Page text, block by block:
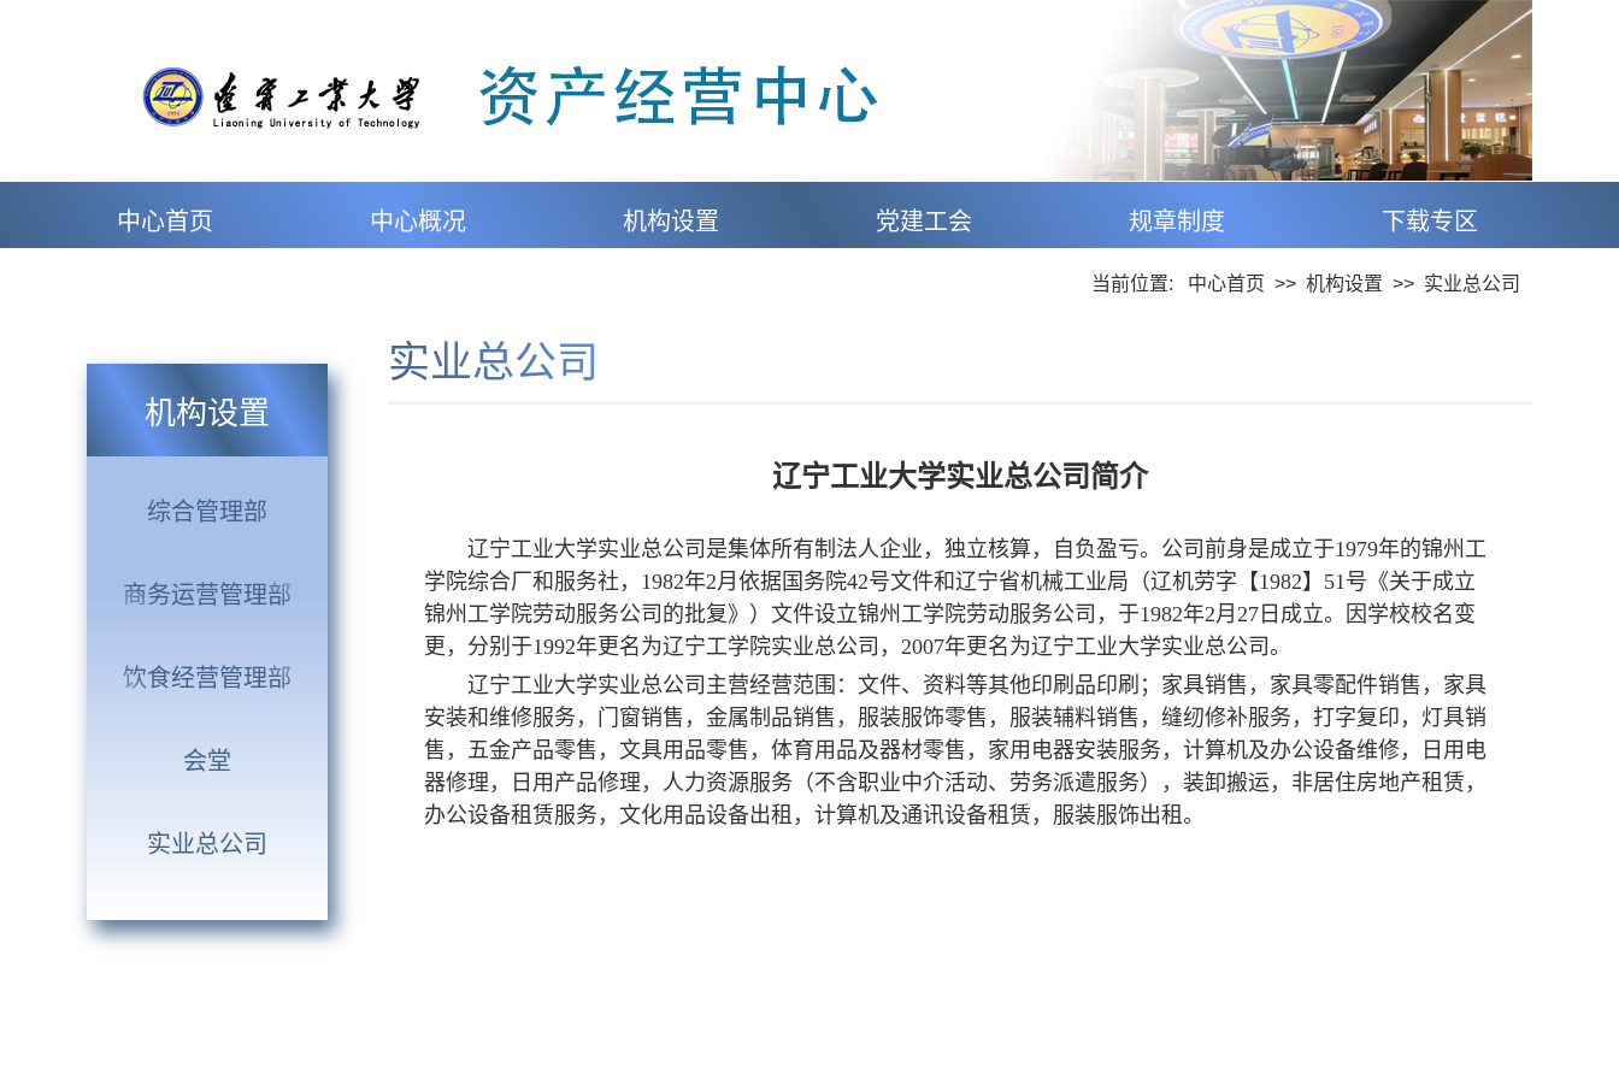
中心首页 中心概况 机构设置 党建工会 规章制度 下载专区
当前位置: 中心首页 >> 机构设置 >> 实业总公司
机构设置
综合管理部
商务运营管理部
饮食经营管理部
会堂
实业总公司
实业总公司
辽宁工业大学实业总公司简介
辽宁工业大学实业总公司是集体所有制法人企业，独立核算，自负盈亏。公司前身是成立于1979年的锦州工
学院综合厂和服务社，1982年2月依据国务院42号文件和辽宁省机械工业局（辽机劳字【1982】51号《关于成立
锦州工学院劳动服务公司的批复》）文件设立锦州工学院劳动服务公司，于1982年2月27日成立。因学校校名变
更，分别于1992年更名为辽宁工学院实业总公司，2007年更名为辽宁工业大学实业总公司。
辽宁工业大学实业总公司主营经营范围：文件、资料等其他印刷品印刷；家具销售，家具零配件销售，家具
安装和维修服务，门窗销售，金属制品销售，服装服饰零售，服装辅料销售，缝纫修补服务，打字复印，灯具销
售，五金产品零售，文具用品零售，体育用品及器材零售，家用电器安装服务，计算机及办公设备维修，日用电
器修理，日用产品修理，人力资源服务（不含职业中介活动、劳务派遣服务），装卸搬运，非居住房地产租赁，
办公设备租赁服务，文化用品设备出租，计算机及通讯设备租赁，服装服饰出租。